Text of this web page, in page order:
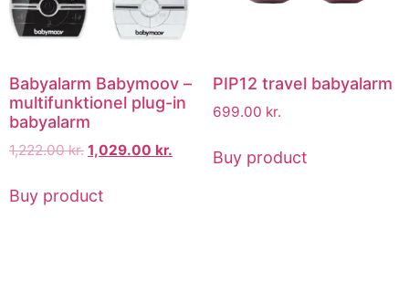
Babyalarm Babymoov –
multifunktionel plug-in
babyalarm
1,222.00kr. 1,029.00 kr.
Buy product
PIP12 travel babyalarm
699.00 kr.
Buy product